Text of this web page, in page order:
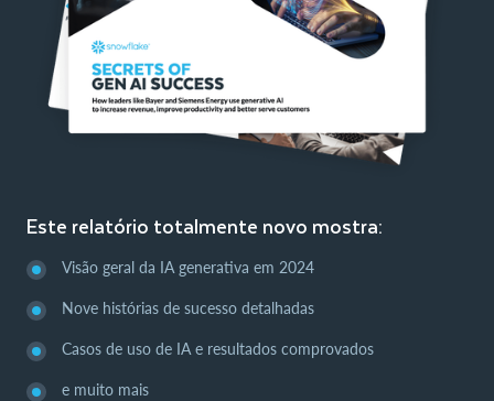
Este relatório totalmente novo mostra:
Visão geral da IA generativa em 2024
Nove histórias de sucesso detalhadas
Casos de uso de IA e resultados comprovados
e muito mais